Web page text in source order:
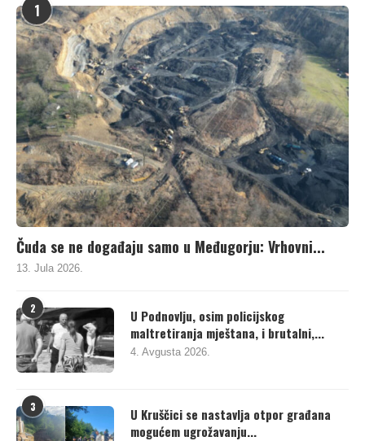
1
Čuda se ne događaju samo u Međugorju: Vrhovni...
13. Jula 2026.
2
U Podnovlju, osim policijskog
maltretiranja mještana, i brutalni,...
4. Avgusta 2026.
3
U Kruščici se nastavlja otpor građana
mogućem ugrožavanju...